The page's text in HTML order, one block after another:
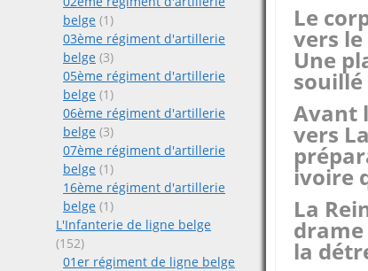
belge (1)
03ème régiment d'artillerie
belge (3)
05ème régiment d'artillerie
belge (1)
06ème régiment d'artillerie
belge (3)
07ème régiment d'artillerie
belge (1)
16ème régiment d'artillerie
belge (1)
L'Infanterie de ligne belge
(152)
01er régiment de ligne belge
Le
vers
Une
souillé
Avant
vers
ivoire
La
drame
la